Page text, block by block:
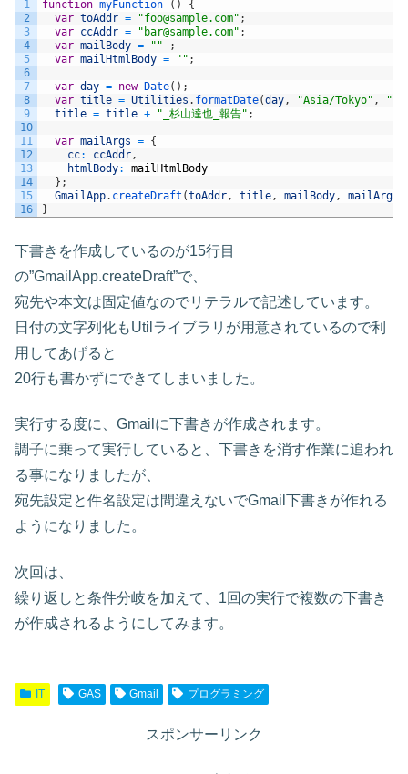
1
2
3
4
5
6
7
8
9
10
11
12
13
14
15
16
function myFunction ( )
{
var toAddr = "foo@sample.com" ;
var ccAddr = "bar@sample.com" ;
var mailBody = ""
;
var mailHtmlBody = "" ;
var day = new Date( ) ;
var title = Utilities . formatDate(day, "Asia/Tokyo" ,
title = title + "_杉山達也_報告" ;
var mailArgs = {
cc: ccAddr,
htmlBody:
mailHtmlBody
} ;
GmailApp. createDraft (toAddr, title, mailBody, mailArgs
}
下書きを作成しているのが15行目
の”GmailApp.createDraft”で、
宛先や本文は固定値なのでリテラルで記述しています。
日付の文字列化もUtilライブラリが用意されているので利
用してあげると
20行も書かずにできてしまいました。
実行する度に、Gmailに下書きが作成されます。
調子に乗って実行していると、下書きを消す作業に追われ
る事になりましたが、
宛先設定と件名設定は間違えないでGmail下書きが作れる
ようになりました。
次回は、
繰り返しと条件分岐を加えて、1回の実行で複数の下書き
が作成されるようにしてみます。
IT GAS Gmail プログラミング
スポンサーリンク